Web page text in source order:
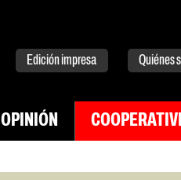
Edición impresa Quiénes
OPINIÓN